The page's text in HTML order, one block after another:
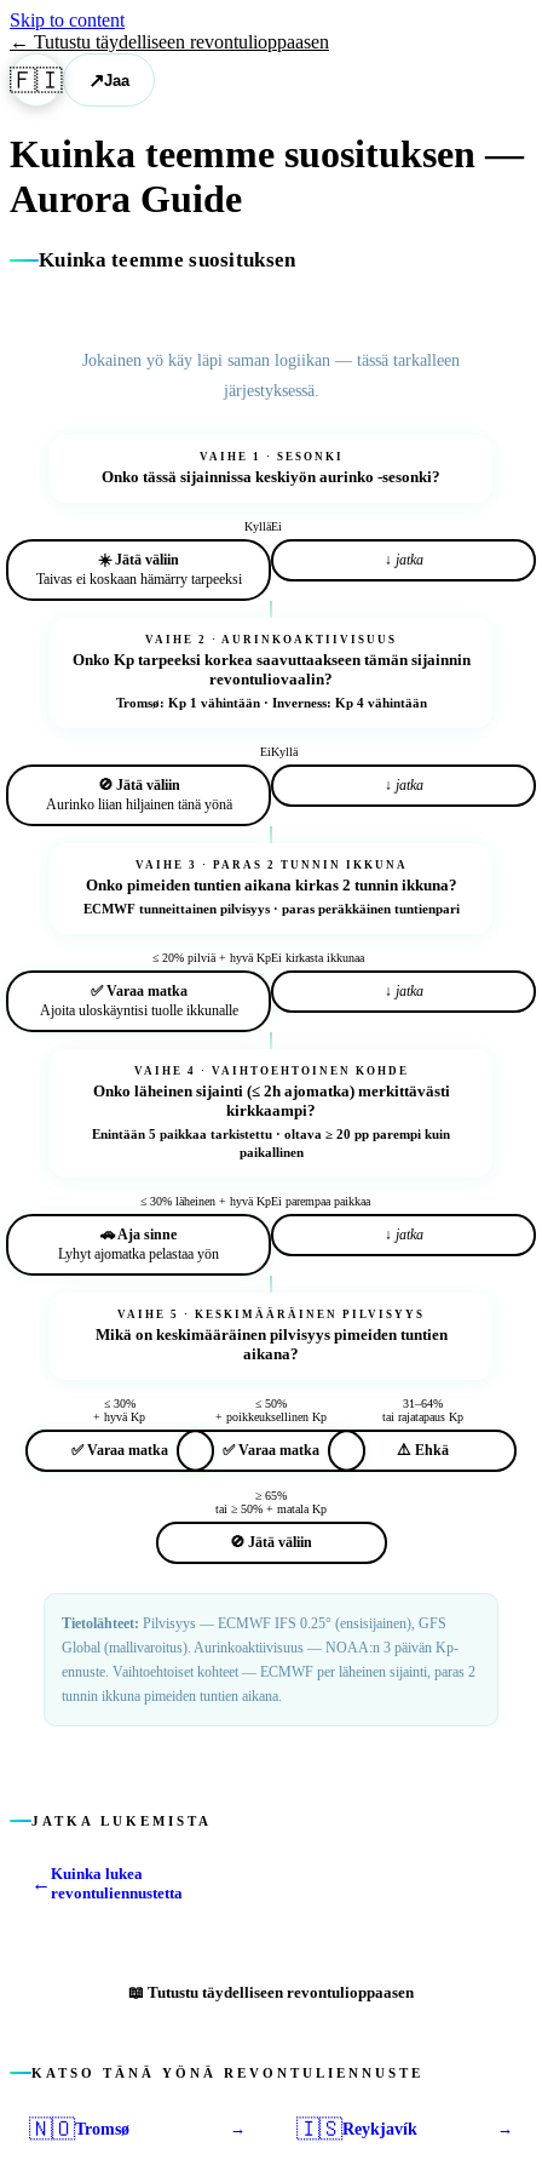
Skip to content
← Tutustu täydelliseen revontulioppaasen
🇫🇮 ↗Jaa
Kuinka teemme suosituksen—
Aurora Guide
Kuinka teemme suosituksen
Jokainen yö käy läpi saman logiikan — tässä tarkalleen
järjestyksessä.
VAIHE 1 · SESONKI
Onko tässä sijainnissa keskiyön aurinko -sesonki?
Kyllä
☀️ Jätä väliin
Taivas ei koskaan hämärry tarpeeksi
Ei
↓ jatka
VAIHE 2 · AURINKOAKTIIVISUUS
Onko Kptarpeeksi korkea saavuttaakseen tämän sijainnin
revontuliovaalin?
Tromsø: Kp 1 vähintään · Inverness: Kp 4 vähintään
Ei
🚫 Jätä väliin
Aurinko liian hiljainen tänä yönä
Kyllä
↓ jatka
VAIHE 3 · PARAS 2 TUNNIN IKKUNA
Onko pimeiden tuntien aikana kirkas 2 tunnin ikkuna?
ECMWF tunneittainen pilvisyys · paras peräkkäinen tuntienpari
≤ 20% pilviä + hyvä Kp
✅ Varaa matka
Ajoita uloskäyntisi tuolle ikkunalle
Ei kirkasta ikkunaa
↓ jatka
VAIHE 4 · VAIHTOEHTOINEN KOHDE
Onko läheinen sijainti (≤ 2h ajomatka) merkittävästi
kirkkaampi?
Enintään 5 paikkaa tarkistettu · oltava ≥ 20 pp parempi kuin
paikallinen
≤ 30% läheinen + hyvä Kp
🚗 Aja sinne
Lyhyt ajomatka pelastaa yön
Ei parempaa paikkaa
↓ jatka
VAIHE 5 · KESKIMÄÄRÄINEN PILVISYYS
Mikä on keskimääräinen pilvisyyspimeiden tuntien
aikana?
≤ 30%
+ hyvä Kp
✅ Varaa matka
≤ 50%
+ poikkeuksellinen Kp
✅ Varaa matka
31–64%
tai rajatapaus Kp
⚠️ Ehkä
≥ 65%
tai ≥ 50% + matala Kp
🚫 Jätä väliin
Tietolähteet: Pilvisyys — ECMWF IFS 0.25° (ensisijainen), GFS
Global (mallivaroitus). Aurinkoaktiivisuus — NOAA:n 3 päivän Kp-
ennuste. Vaihtoehtoiset kohteet — ECMWF per läheinen sijainti, paras 2
tunnin ikkuna pimeiden tuntien aikana.
JATKA LUKEMISTA
← Kuinka lukea
revontuliennustetta
📖 Tutustu täydelliseen revontulioppaasen
KATSO TÄNÄ YÖNÄ REVONTULIENNUSTE
🇳🇴Tromsø → 🇮🇸Reykjavík →